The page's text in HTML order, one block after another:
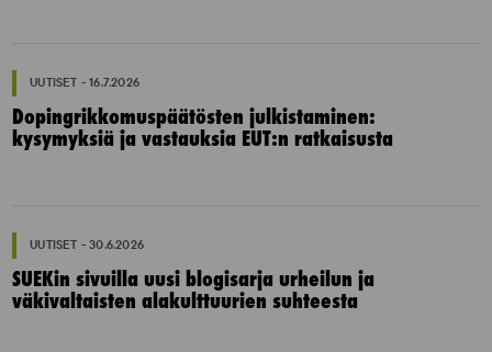
UUTISET - 16.7.2026
Dopingrikkomuspäätösten julkistaminen:
kysymyksiä ja vastauksia EUT:n ratkaisusta
UUTISET - 30.6.2026
SUEKin sivuilla uusi blogisarja urheilun ja
väkivaltaisten alakulttuurien suhteesta